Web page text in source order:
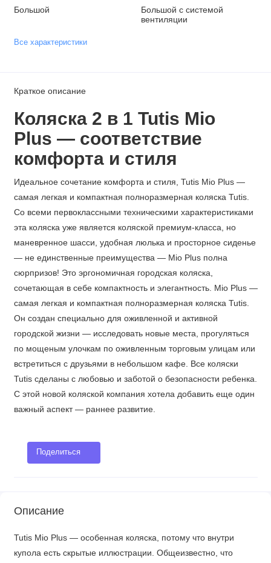
Большой
Большой с системой
вентиляции
Все характеристики
Краткое описание
Коляска 2 в 1 Tutis Mio
Plus — соответствие
комфорта и стиля
Идеальное сочетание комфорта и стиля, Tutis Mio Plus —
самая легкая и компактная полноразмерная коляска Tutis.
Со всеми первоклассными техническими характеристиками
эта коляска уже является коляской премиум-класса, но
маневренное шасси, удобная люлька и просторное сиденье
— не единственные преимущества — Mio Plus полна
сюрпризов! Это эргономичная городская коляска,
сочетающая в себе компактность и элегантность. Mio Plus —
самая легкая и компактная полноразмерная коляска Tutis.
Он создан специально для оживленной и активной
городской жизни — исследовать новые места, прогуляться
по мощеным улочкам по оживленным торговым улицам или
встретиться с друзьями в небольшом кафе. Все коляски
Tutis сделаны с любовью и заботой о безопасности ребенка.
С этой новой коляской компания хотела добавить еще один
важный аспект — раннее развитие.
Поделиться
Описание
Tutis Mio Plus — особенная коляска, потому что внутри
купола есть скрытые иллюстрации. Общеизвестно, что